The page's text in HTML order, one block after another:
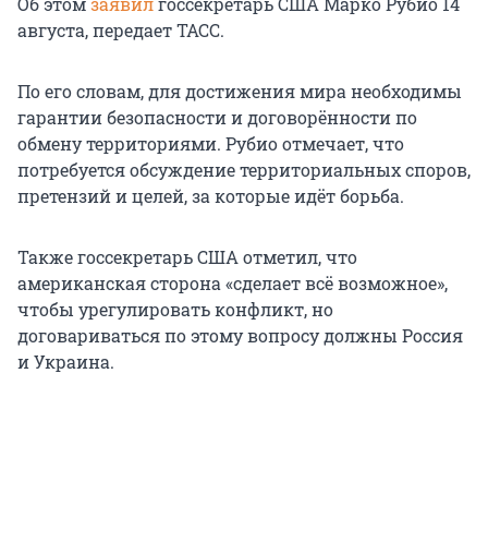
августа, передает ТАСС.
По его словам, для достижения мира необходимы
гарантии безопасности и договорённости по
обмену территориями. Рубио отмечает, что
потребуется обсуждение территориальных споров,
претензий и целей, за которые идёт борьба.
Также госсекретарь США отметил, что
американская сторона «сделает всё возможное»,
чтобы урегулировать конфликт, но
договариваться по этому вопросу должны Россия
и Украина.